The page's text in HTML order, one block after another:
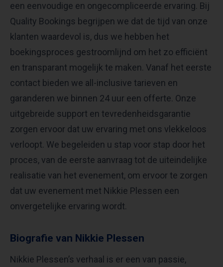
een eenvoudige en ongecompliceerde ervaring. Bij
Quality Bookings begrijpen we dat de tijd van onze
klanten waardevol is, dus we hebben het
boekingsproces gestroomlijnd om het zo efficiënt
en transparant mogelijk te maken. Vanaf het eerste
contact bieden we all-inclusive tarieven en
garanderen we binnen 24 uur een offerte. Onze
uitgebreide support en tevredenheidsgarantie
zorgen ervoor dat uw ervaring met ons vlekkeloos
verloopt. We begeleiden u stap voor stap door het
proces, van de eerste aanvraag tot de uiteindelijke
realisatie van het evenement, om ervoor te zorgen
dat uw evenement met Nikkie Plessen een
onvergetelijke ervaring wordt.
Biografie van Nikkie Plessen
Nikkie Plessen’s verhaal is er een van passie,